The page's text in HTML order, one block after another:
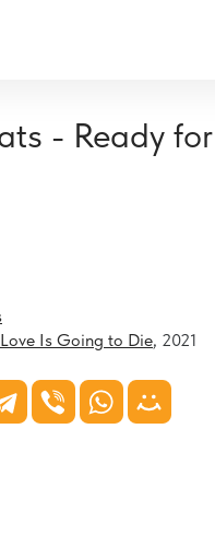
- Ready
Is Going to Die, 2021